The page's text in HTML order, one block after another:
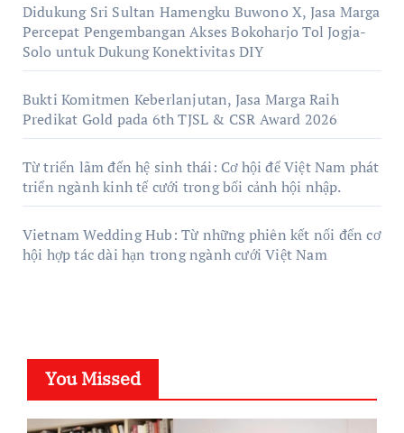
Didukung Sri Sultan Hamengku Buwono X, Jasa Marga
Percepat Pengembangan Akses Bokoharjo Tol Jogja-
Solo untuk Dukung Konektivitas DIY
Bukti Komitmen Keberlanjutan, Jasa Marga Raih
Predikat Gold pada 6th TJSL & CSR Award 2026
Từ triển lãm đến hệ sinh thái: Cơ hội để Việt Nam phát
triển ngành kinh tế cưới trong bối cảnh hội nhập.
Vietnam Wedding Hub: Từ những phiên kết nối đến cơ
hội hợp tác dài hạn trong ngành cưới Việt Nam
You Missed